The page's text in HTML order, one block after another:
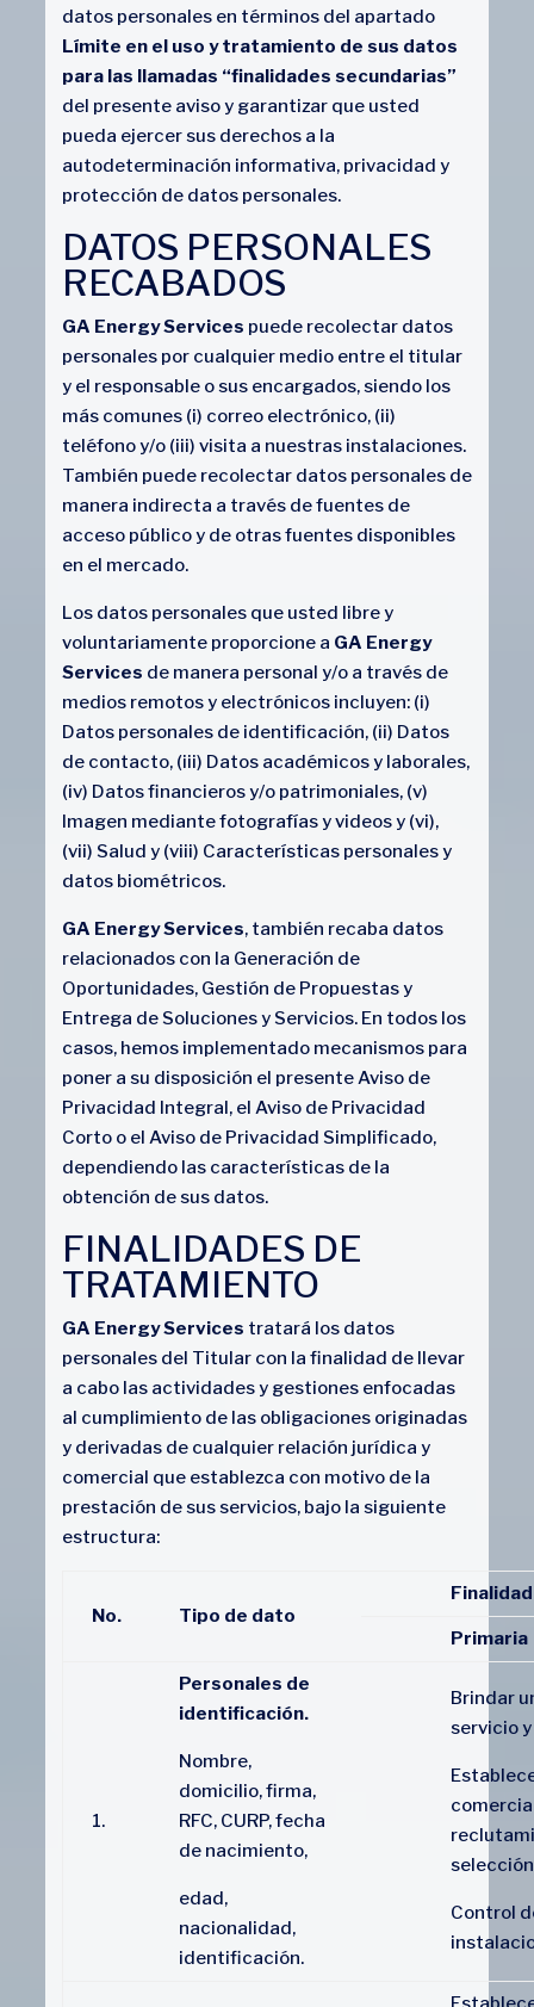
datos personales en términos del apartado
Límite en el uso y tratamiento de sus datos
para las llamadas “finalidades secundarias”
del presente aviso y garantizar que usted
pueda ejercer sus derechos a la
autodeterminación informativa, privacidad y
protección de datos personales.
DATOS PERSONALES
RECABADOS
GA Energy Services puede recolectar datos
personales por cualquier medio entre el titular
y el responsable o sus encargados, siendo los
más comunes (i) correo electrónico, (ii)
teléfono y/o (iii) visita a nuestras instalaciones.
También puede recolectar datos personales de
manera indirecta a través de fuentes de
acceso público y de otras fuentes disponibles
en el mercado.
Los datos personales que usted libre y
voluntariamente proporcione a GA Energy
Services de manera personal y/o a través de
medios remotos y electrónicos incluyen: (i)
Datos personales de identificación, (ii) Datos
de contacto, (iii) Datos académicos y laborales,
(iv) Datos financieros y/o patrimoniales, (v)
Imagen mediante fotografías y videos y (vi),
(vii) Salud y (viii) Características personales y
datos biométricos.
GA Energy Services, también recaba datos
relacionados con la Generación de
Oportunidades, Gestión de Propuestas y
Entrega de Soluciones y Servicios. En todos los
casos, hemos implementado mecanismos para
poner a su disposición el presente Aviso de
Privacidad Integral, el Aviso de Privacidad
Corto o el Aviso de Privacidad Simplificado,
dependiendo las características de la
obtención de sus datos.
FINALIDADES DE
TRATAMIENTO
GA Energy Services tratará los datos
personales del Titular con la finalidad de llevar
a cabo las actividades y gestiones enfocadas
al cumplimiento de las obligaciones originadas
y derivadas de cualquier relación jurídica y
comercial que establezca con motivo de la
prestación de sus servicios, bajo la siguiente
estructura:
No. Tipo de dato
Finalidad
Primaria
1.
Personales de
identificación.
Nombre,
domicilio, firma,
RFC, CURP, fecha
de nacimiento,
edad,
nacionalidad,
identificación.
Brindar
servicio
Control